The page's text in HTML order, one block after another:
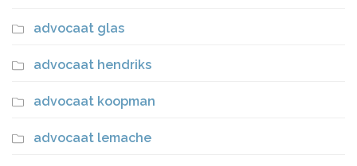
advocaat glas
advocaat hendriks
advocaat koopman
advocaat lemache